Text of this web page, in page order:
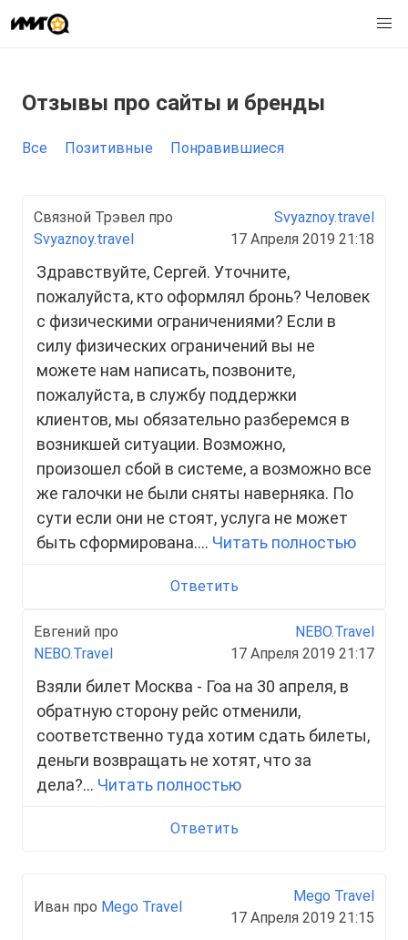
Отзывы про сайты и бренды
Все Позитивные Понравившиеся
Связной Трэвел про
Svyaznoy.travel
Svyaznoy.travel
17 Апреля 2019 21:18
Здравствуйте, Сергей. Уточните,
пожалуйста, кто оформлял бронь? Человек
с физическими ограничениями? Если в
силу физических ограничений вы не
можете нам написать, позвоните,
пожалуйста, в службу поддержки
клиентов, мы обязательно разберемся в
возникшей ситуации. Возможно,
произошел сбой в системе, а возможно все
же галочки не были сняты наверняка. По
сути если они не стоят, услуга не может
быть сформирована.... Читать полностью
Ответить
Евгений про
NEBO.Travel
NEBO.Travel
17 Апреля 2019 21:17
Взяли билет Москва - Гоа на 30 апреля, в
обратную сторону рейс отменили,
соответственно туда хотим сдать билеты,
деньги возвращать не хотят, что за
дела?... Читать полностью
Ответить
Иван про Mego Travel
Mego Travel
17 Апреля 2019 21:15